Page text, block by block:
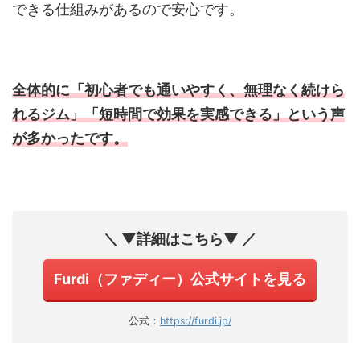
できる仕組みがあるので安心です。
全体的に「初心者でも通いやすく、無理なく続けら
れるジム」「短時間で効果を実感できる」という声
が多かったです。
＼ ▼詳細はこちら▼ ／
Furdi（ファディー）公式サイトを見る
公式： https://furdi.jp/